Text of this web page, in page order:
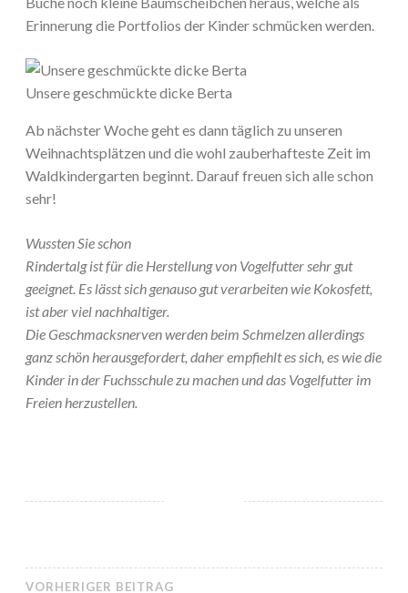
Erinnerung die Portfolios der Kinder schmücken werden.
Unsere geschmückte dicke Berta
Ab nächster Woche geht es dann täglich zu unseren
Weihnachtsplätzen und die wohl zauberhafteste Zeit im
Waldkindergarten beginnt. Darauf freuen sich alle schon
sehr!
Wussten Sie schon
Rindertalg ist für die Herstellung von Vogelfutter sehr gut
geeignet. Es lässt sich genauso gut verarbeiten wie Kokosfett,
ist aber viel nachhaltiger.
Die Geschmacksnerven werden beim Schmelzen allerdings
ganz schön herausgefordert, daher empfiehlt es sich, es wie die
Kinder in der Fuchsschule zu machen und das Vogelfutter im
Freien herzustellen.
VORHERIGER BEITRAG